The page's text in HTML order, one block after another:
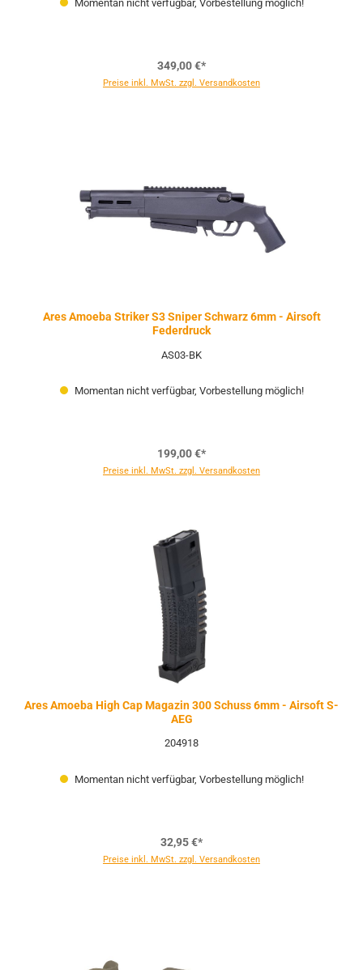
Momentan nicht verfügbar, Vorbestellung möglich!
349,00 €*
Preise inkl. MwSt. zzgl. Versandkosten
Ares Amoeba Striker S3 Sniper Schwarz 6mm - Airsoft
Federdruck
AS03-BK
Momentan nicht verfügbar, Vorbestellung möglich!
199,00 €*
Preise inkl. MwSt. zzgl. Versandkosten
Ares Amoeba High Cap Magazin 300 Schuss 6mm - Airsoft S-
AEG
204918
Momentan nicht verfügbar, Vorbestellung möglich!
32,95 €*
Preise inkl. MwSt. zzgl. Versandkosten